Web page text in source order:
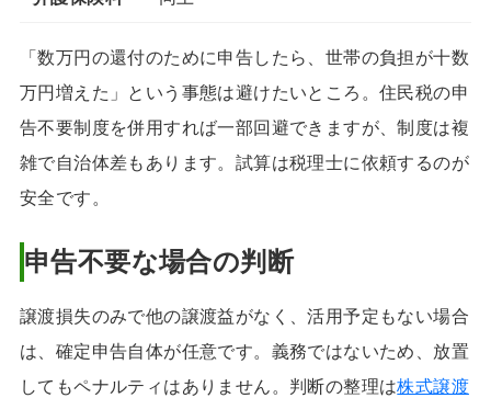
「数万円の還付のために申告したら、世帯の負担が十数
万円増えた」という事態は避けたいところ。住民税の申
告不要制度を併用すれば一部回避できますが、制度は複
雑で自治体差もあります。試算は税理士に依頼するのが
安全です。
申告不要な場合の判断
譲渡損失のみで他の譲渡益がなく、活用予定もない場合
は、確定申告自体が任意です。義務ではないため、放置
してもペナルティはありません。判断の整理は株式譲渡